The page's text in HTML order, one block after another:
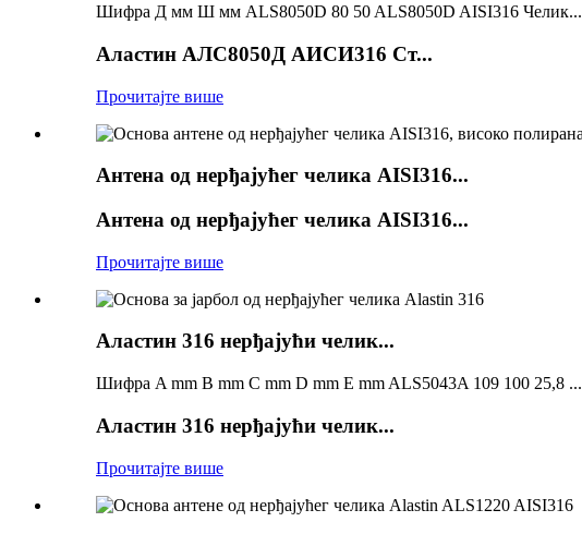
Шифра Д мм Ш мм ALS8050D 80 50 ALS8050D AISI316 Челик...
Аластин АЛС8050Д АИСИ316 Ст...
Прочитајте више
Антена од нерђајућег челика AISI316...
Антена од нерђајућег челика AISI316...
Прочитајте више
Аластин 316 нерђајући челик...
Шифра A mm B mm C mm D mm E mm ALS5043A 109 100 25,8 ...
Аластин 316 нерђајући челик...
Прочитајте више